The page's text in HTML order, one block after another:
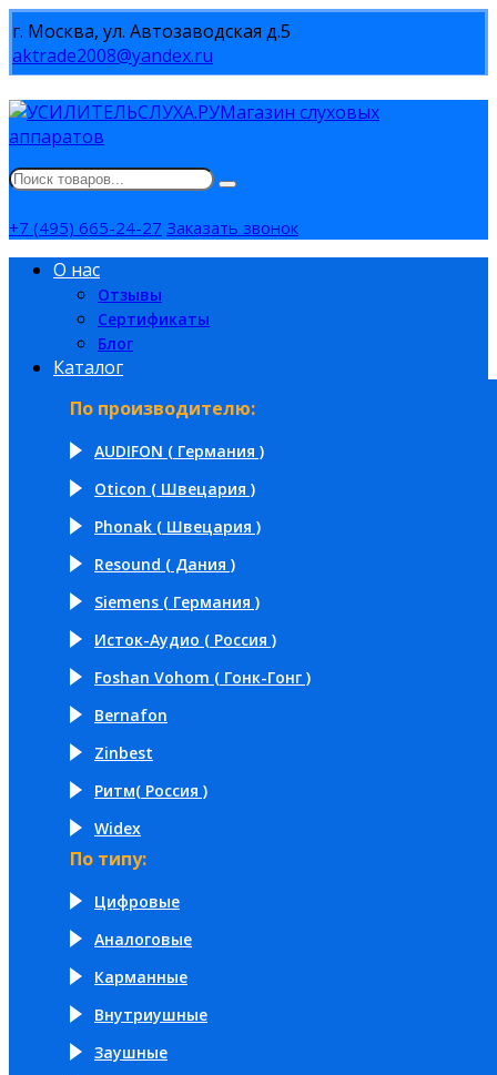
г. Москва, ул. Автозаводская д.5
aktrade2008@yandex.ru
Магазин слуховых
аппаратов
+7 (495) 665-24-27 Заказать звонок
О нас
Отзывы
Сертификаты
Блог
Каталог
По производителю:
AUDIFON ( Германия )
Oticon ( Швецария )
Phonak ( Швецария )
Resound ( Дания )
Siemens ( Германия )
Исток-Аудио ( Россия )
Foshan Vohom ( Гонк-Гонг )
Bernafon
Zinbest
Ритм( Россия )
Widex
По типу:
Цифровые
Аналоговые
Карманные
Внутриушные
Заушные